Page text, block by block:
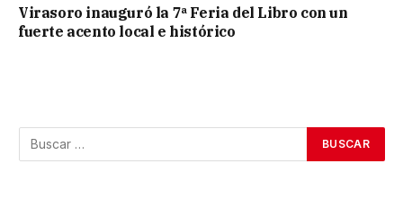
Virasoro inauguró la 7ª Feria del Libro con un
fuerte acento local e histórico